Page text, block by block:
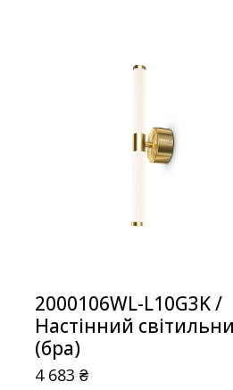
2000106WL-L10G3K /
Настінний
(бра)
4 683₴